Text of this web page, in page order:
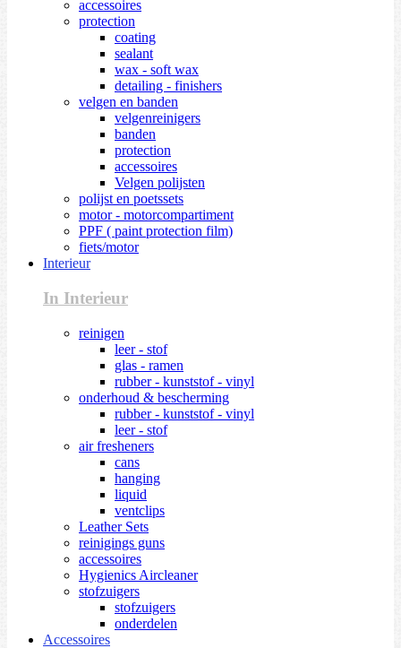
accessoires
protection
coating
sealant
wax - soft wax
detailing - finishers
velgen en banden
velgenreinigers
banden
protection
accessoires
Velgen polijsten
polijst en poetssets
motor - motorcompartiment
PPF ( paint protection film)
fiets/motor
Interieur
In Interieur
reinigen
leer - stof
glas - ramen
rubber - kunststof - vinyl
onderhoud & bescherming
rubber - kunststof - vinyl
leer - stof
air fresheners
cans
hanging
liquid
ventclips
Leather Sets
reinigings guns
accessoires
Hygienics Aircleaner
stofzuigers
stofzuigers
onderdelen
Accessoires